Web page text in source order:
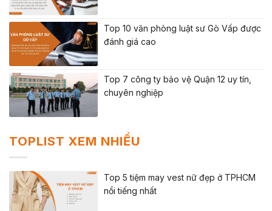
Top 10 văn phòng luật sư Gò Vấp được
đánh giá cao
Top 7 công ty bảo vệ Quận 12 uy tín,
chuyên nghiệp
TOPLIST XEM NHIỀU
Top 5 tiệm may vest nữ đẹp ở TPHCM
nổi tiếng nhất